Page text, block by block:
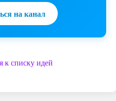
на канал
к списку идей